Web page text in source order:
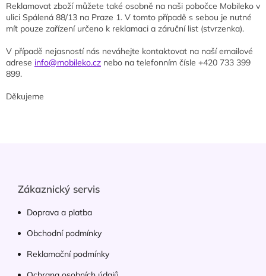
Reklamovat zboží můžete také osobně na naši pobočce Mobileko v
ulici Spálená 88/13 na Praze 1. V tomto případě s sebou je nutné
mít pouze zařízení určeno k reklamaci a záruční list (stvrzenka).
V případě nejasností nás neváhejte kontaktovat na naší emailové
adrese info@mobileko.cz nebo na telefonním čísle +420 733 399
899.
Děkujeme
Zákaznický servis
Doprava a platba
Obchodní podmínky
Reklamační podmínky